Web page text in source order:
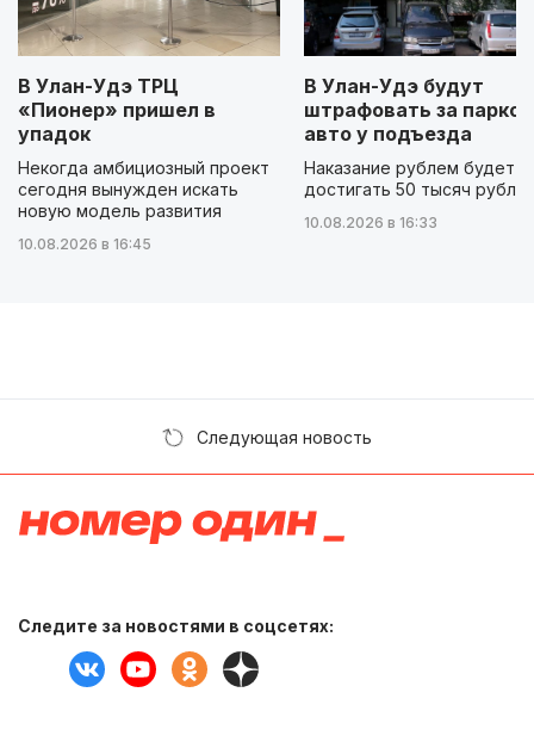
В Улан-Удэ ТРЦ
«Пионер» пришел в
упадок
Некогда амбициозный проект
сегодня вынужден искать
новую модель развития
10.08.2026 в 16:45
В Улан-Удэ будут
штрафовать за
авто у подъезда
Наказание рублем будет
достигать 50 тысяч
10.08.2026 в 16:33
Следующая новость
Следите за новостями в соцсетях: